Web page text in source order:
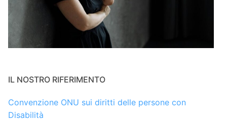
IL NOSTRO RIFERIMENTO
Convenzione ONU sui diritti delle persone con
Disabilità